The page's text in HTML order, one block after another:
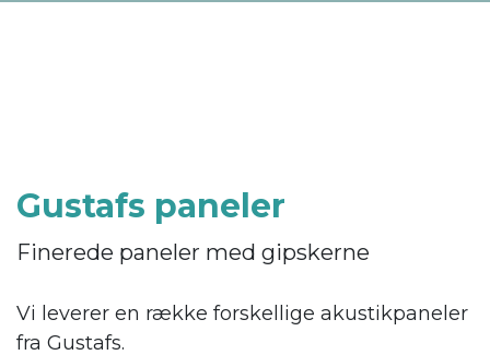
Gustafs paneler
Finerede paneler med gipskerne
Vi leverer en række forskellige akustikpaneler
fra Gustafs.